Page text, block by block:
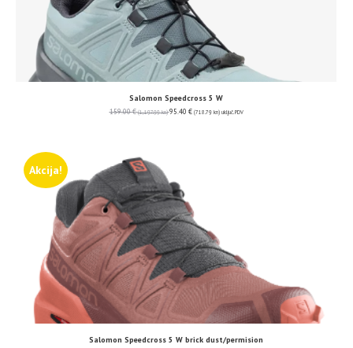
Salomon Speedcross 5 W
159.00€ (1,197.99 kn) 95.40 € (718.79 kn) uključ. PDV
Akcija!
Salomon Speedcross 5 W brick dust/permision